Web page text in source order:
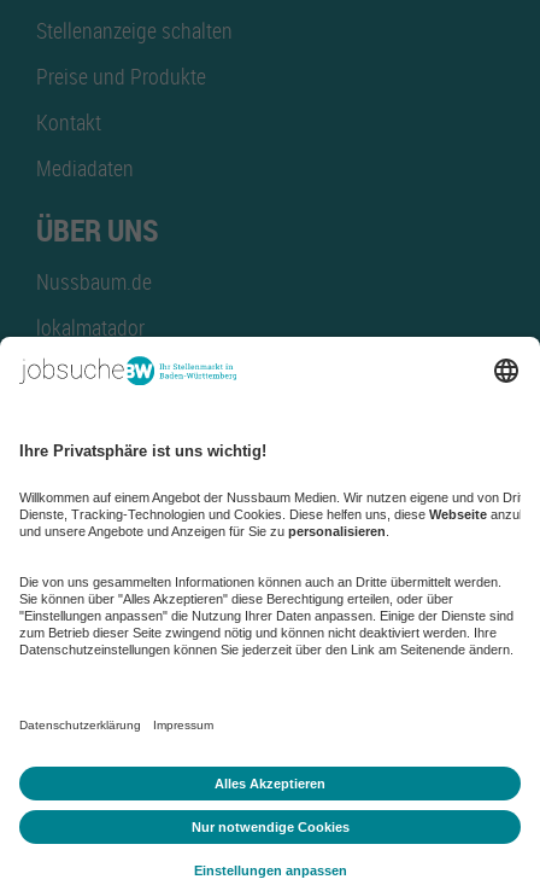
Stellenanzeige schalten
Preise und Produkte
Kontakt
Mediadaten
ÜBER UNS
Nussbaum.de
lokalmatador
kaufinBW
NussbaumID
Nussbaum Medien
de.jobble.org
Datenschutz
Datenschutz-Einstellungen ändern
Impressum